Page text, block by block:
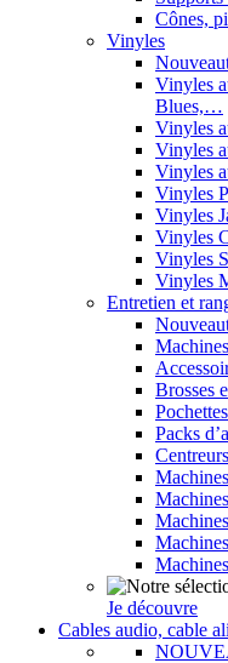
Cônes,
Vinyles
Vinyles
Blues,…
Vinyles
Vinyles
Vinyles
Vinyles
Vinyles
Vinyles
Vinyles
Vinyles
Entretien et
Brosses
Packs
Je découvre
Cables audio, cable